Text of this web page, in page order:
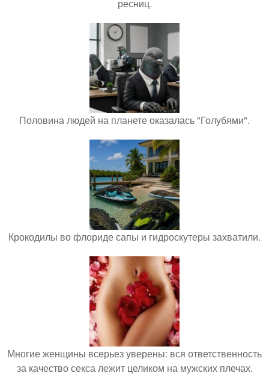
ресниц.
Половина людей на планете оказалась "Голубями".
Крокодилы во флориде сапы и гидроскутеры захватили.
Многие женщины всерьез уверены: вся ответственность
за качество секса лежит целиком на мужских плечах.